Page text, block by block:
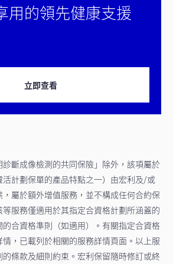
用的領先健康支援
立即查看
斷成像檢測的共同保險」除外，該項屬於
計劃保單的產品特點之一）由宏利及/或
屬於額外增值服務，並不構成任何合約保
服務僅適用於其指定合資格計劃所涵蓋的
合資格準則（如適用）。有關指定合資格
，已載列於相關的服務詳情頁面。以上服
條款及細則約束。宏利保留隨時修訂或終